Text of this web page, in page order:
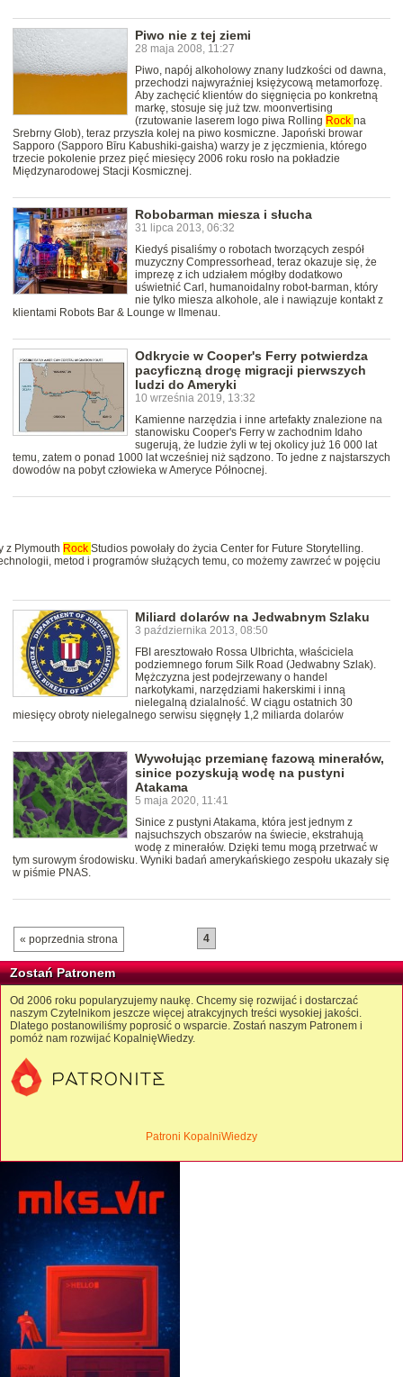
Piwo nie z tej ziemi
28 maja 2008, 11:27
Piwo, napój alkoholowy znany ludzkości od dawna,
przechodzi najwyraźniej księżycową metamorfozę.
Aby zachęcić klientów do sięgnięcia po konkretną
markę, stosuje się już tzw. moonvertising
(rzutowanie laserem logo piwa Rolling Rock na
Srebrny Glob), teraz przyszła kolej na piwo kosmiczne. Japoński browar
Sapporo (Sapporo Bīru Kabushiki-gaisha) warzy je z jęczmienia, którego
trzecie pokolenie przez pięć miesięcy 2006 roku rosło na pokładzie
Międzynarodowej Stacji Kosmicznej.
Robobarman miesza i słucha
31 lipca 2013, 06:32
Kiedyś pisaliśmy o robotach tworzących zespół
muzyczny Compressorhead, teraz okazuje się, że
imprezę z ich udziałem mógłby dodatkowo
uświetnić Carl, humanoidalny robot-barman, który
nie tylko miesza alkohole, ale i nawiązuje kontakt z
klientami Robots Bar & Lounge w Ilmenau.
Odkrycie w Cooper's Ferry potwierdza
pacyficzną drogę migracji pierwszych
ludzi do Ameryki
10 września 2019, 13:32
Kamienne narzędzia i inne artefakty znalezione na
stanowisku Cooper's Ferry w zachodnim Idaho
sugerują, że ludzie żyli w tej okolicy już 16 000 lat
temu, zatem o ponad 1000 lat wcześniej niż sądzono. To jedne z najstarszych
dowodów na pobyt człowieka w Ameryce Północnej.
z Plymouth Rock Studios powołały do życia Center for Future Storytelling.
metod i programów służących temu, co możemy zawrzeć w pojęciu
Miliard dolarów na Jedwabnym Szlaku
3 października 2013, 08:50
FBI aresztowało Rossa Ulbrichta, właściciela
podziemnego forum Silk Road (Jedwabny Szlak).
Mężczyzna jest podejrzewany o handel
narkotykami, narzędziami hakerskimi i inną
nielegalną dzialalność. W ciągu ostatnich 30
miesięcy obroty nielegalnego serwisu sięgnęły 1,2 miliarda dolarów
Wywołując przemianę fazową minerałów,
sinice pozyskują wodę na pustyni
Atakama
5 maja 2020, 11:41
Sinice z pustyni Atakama, która jest jednym z
najsuchszych obszarów na świecie, ekstrahują
wodę z minerałów. Dzięki temu mogą przetrwać w
tym surowym środowisku. Wyniki badań amerykańskiego zespołu ukazały się
w piśmie PNAS.
« poprzednia strona 4
Zostań Patronem
Od 2006 roku popularyzujemy naukę. Chcemy się rozwijać i dostarczać
naszym Czytelnikom jeszcze więcej atrakcyjnych treści wysokiej jakości.
Dlatego postanowiliśmy poprosić o wsparcie. Zostań naszym Patronem i
pomóż nam rozwijać KopalnięWiedzy.
Patroni KopalniWiedzy